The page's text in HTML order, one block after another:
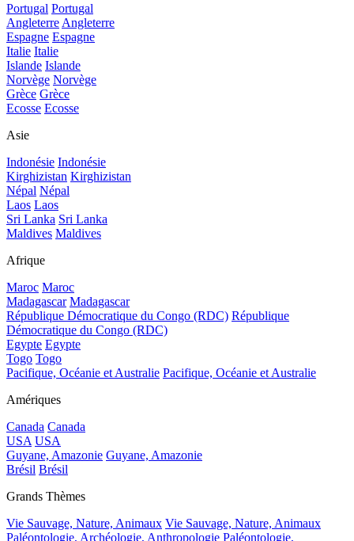
Portugal Portugal
Angleterre Angleterre
Espagne Espagne
Italie Italie
Islande Islande
Norvège Norvège
Grèce Grèce
Ecosse Ecosse
Asie
Indonésie Indonésie
Kirghizistan Kirghizistan
Népal Népal
Laos Laos
Sri Lanka Sri Lanka
Maldives Maldives
Afrique
Maroc Maroc
Madagascar Madagascar
République Démocratique du Congo (RDC) République
Démocratique du Congo (RDC)
Egypte Egypte
Togo Togo
Pacifique, Océanie et Australie Pacifique, Océanie et Australie
Amériques
Canada Canada
USA USA
Guyane, Amazonie Guyane, Amazonie
Brésil Brésil
Grands Thèmes
Vie Sauvage, Nature, Animaux Vie Sauvage, Nature, Animaux
Paléontologie, Archéologie, Anthropologie Paléontologie,